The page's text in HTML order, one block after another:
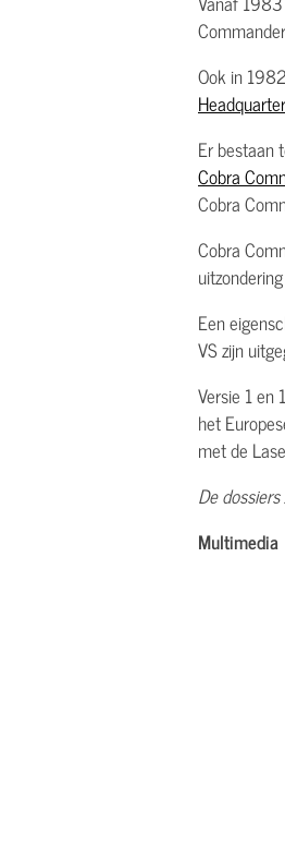
Ook in
Er bestaan
Cobra
Cobra
Cobra
Een
VS zijn
Versie 1 en
het
met de
De
Multimedia